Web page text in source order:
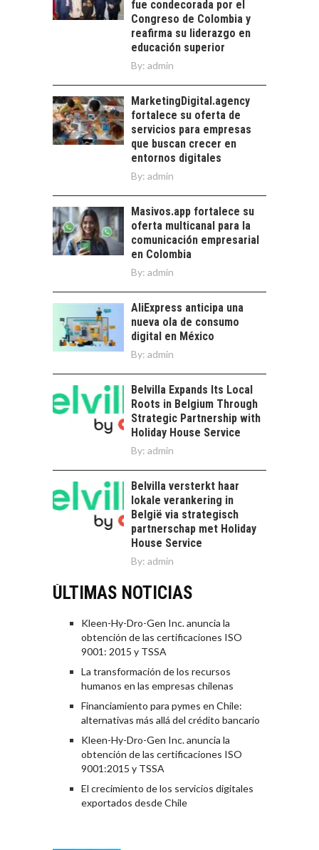
trascienden el
crédito…
DIGITALES
EXPORTADOS DESDE
CHILE
El auge de las
exportaciones de
servicios digitales en
Chile:…
TURISMO EN EL
DESIERTO DE
ATACAMA:
OPORTUNIDADES
PARA EL
DESARROLLO LOCAL
Atacama: Motor
Estratégico para el
Desarrollo Turístico…
fue condecorada por el
Congreso de Colombia y
reafirma su liderazgo en
educación superior
By: admin
MarketingDigital.agency
fortalece su oferta de
servicios para empresas
que buscan crecer en
entornos digitales
By: admin
Masivos.app fortalece su
oferta multicanal para la
comunicación empresarial
en Colombia
By: admin
AliExpress anticipa una
nueva ola de consumo
digital en México
By: admin
Belvilla Expands Its Local
Roots in Belgium Through
Strategic Partnership with
Holiday House Service
By: admin
Belvilla versterkt haar
lokale verankering in
België via strategisch
partnerschap met Holiday
House Service
By: admin
ÚLTIMAS NOTICIAS
Kleen-Hy-Dro-Gen Inc. anuncia la
obtención de las certificaciones ISO
9001: 2015 y TSSA
La transformación de los recursos
humanos en las empresas chilenas
Financiamiento para pymes en Chile:
alternativas más allá del crédito bancario
Kleen-Hy-Dro-Gen Inc. anuncia la
obtención de las certificaciones ISO
9001:2015 y TSSA
El crecimiento de los servicios digitales
exportados desde Chile